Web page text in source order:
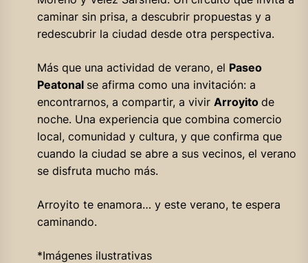
caminar sin prisa, a descubrir propuestas y a
redescubrir la ciudad desde otra perspectiva.
Más que una actividad de verano, el Paseo
Peatonal se afirma como una invitación: a
encontrarnos, a compartir, a vivir Arroyito de
noche. Una experiencia que combina comercio
local, comunidad y cultura, y que confirma que
cuando la ciudad se abre a sus vecinos, el verano
se disfruta mucho más.
Arroyito te enamora… y este verano, te espera
caminando.
*Imágenes ilustrativas